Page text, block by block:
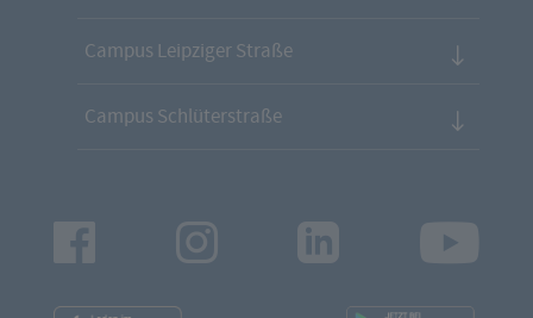
Campus Leipziger Straße
Campus Schlüterstraße
Instagram LinkedIn